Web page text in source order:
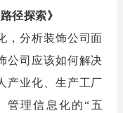
径探索》
，分析装饰公司面
公司应该如何解决
产业化、生产工厂
管理信息化的“五